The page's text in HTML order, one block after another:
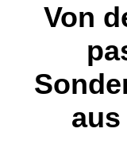
Von